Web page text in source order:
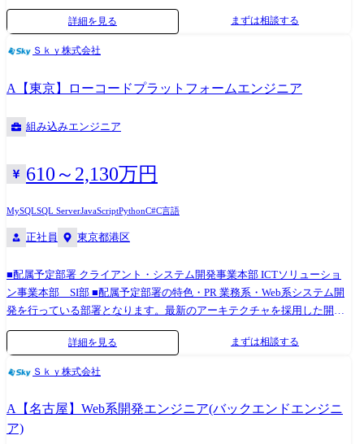
ライセンス管理システムにおいてプロジェクトマネージャーとしてプロ
ジェクト推進における管理を担当 2022年 人材紹介会社向け基幹システ
ムにおいてプロジェクトリーダーとしてプロジェクト推進における管理
ジャーとしてプロジェクト推進における管理を担当 2024年 次長へ昇格
・テクニカルスペシャリスト 2015年 入社。ワークフローシステム開発
にて設計からリリースまでを担当 2016年 リーダー、サブチーフへ昇格
2017年 社内でのPoC活動として、ブロックチェーンを使った技術検証
AWSを活用したサーバレスアプリケーションの開発を対応 スクラムマス
ターとしてスクラムチーム運営を実施。主任技師へ昇格 2021年 物流業
界向けのデータ分析基盤構築を対応を実施するデータ分析基盤構築にお
用したIF構築を対応 2022年 技術係長へ昇格 2023年 建機業界での品質
検討・技術検証を対応 ●身につくスキル ・上流から下流までの一連の開
発スキル ・近年Webアプリ開発で主流となっているSPA(シングル・ペー
ジ・アプリケーション)による構築スキル ・Amazon Web Service(AWS)や
Microsoft Azure などのパブリッククラウドのサービスや構築に関する知
識やスキル ・顧客折衝やプロジェクト管理などPM,PLで必要とされるス
キル ・サーバレスアーキテクチャの知識、経験
多く在籍しております。 現在は業務領域としてメーカーなどの製造業の
案件が多くを占めておりますが、今後は金融業や小売業、流通、物流、
デベロッパーなどの製造業以外も拡大を進めていく方針です。 開発案件
定義や基本設計など、開発工程の上流から対応する業務が多く、PM、
PL、SMも多く在籍しております。 ※職務内容変更の可能性:有 ※変更の
範囲:会社の定める業務 現在、Sky株式会社が注力している各種業界の案
件をご担当いただきます。 大手企業を中心に業務系システムやWebアプ
す。 業務内容は多岐にわたっており、プロジェクトマネジメント、スク
ラム開発のスクラムマスタなどプロジェクトをリードする役割や要件定
義、基本設計など開発上流からの対応。サーバレスアーキテクチャなど
アント開発やAPIやバッチ処理、データベース設計、開発などのバックエ
す。 キャリアアップのモデルケース ・プロジェクトマネージャー 2013
年 入社。生産準備システム開発において設計からリリースまでを担当
2014年 リーダーへ昇格 2015年 サブチーフ、チーフへ昇格 2016年
放送業界向けシステムにおいてチームリーダーとしてプロジェクト管
理、顧客折衝を担当。係長へ昇格 2017年 課長代理へ昇格 2019年 課
長へ昇格 2021年 ライセンス管理システムにおいてプロジェクトマネー
社向け基幹システムにおいてプロジェクトリーダーとしてプロジェクト
推進における管理を担当 2023年 会員向けサイト開発の複数案件にてプ
ロジェクトマネージャーとしてプロジェクト推進における管理を担当
詳細を見る まずは相談する
Ｓｋｙ株式会社
A【東京】ローコードプラットフォームエンジニア
組み込みエンジニア
610～2,130万円
MySQLSQL ServerJavaScriptPythonC#C言語
正社員 東京都港区
■配属予定部署 クライアント・システム開発事業本部 ICTソリューショ
ン事業本部 SI部 ■配属予定部署の特色・PR 業務系・Web系システム開
発を行っている部署となります。最新のアーキテクチャを採用した開発
が多く、業績は右肩上がりの成長をしています。それに伴い、技術者個
人の成長も著しく、能力のある方には上流工程、リーダーというポジシ
も注力しています。 ※職務内容変更の可能性:有 ※変更の範囲:会社の定
める業務 DX(デジタルトランスフォーメーション)の実現へと加速する市
場において、対応スピードやコストを抑えた開発が求められています。
詳細を見る まずは相談する
Ｓｋｙ株式会社
A【名古屋】Web系開発エンジニア(バックエンドエンジニ
ア)